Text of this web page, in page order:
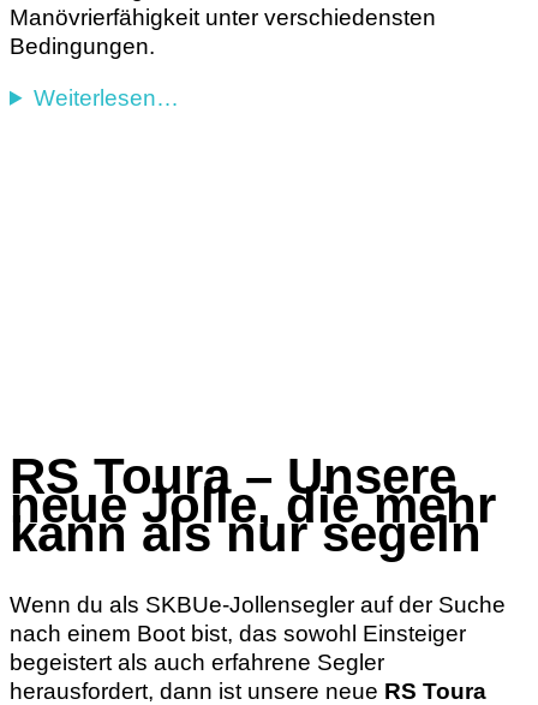
Manövrierfähigkeit unter verschiedensten
Bedingungen.
Weiterlesen…
RS Toura – Unsere
neue Jolle, die mehr
kann als nur segeln
Wenn du als SKBUe-Jollensegler auf der Suche
nach einem Boot bist, das sowohl Einsteiger
begeistert als auch erfahrene Segler
herausfordert, dann ist unsere neue RS Toura